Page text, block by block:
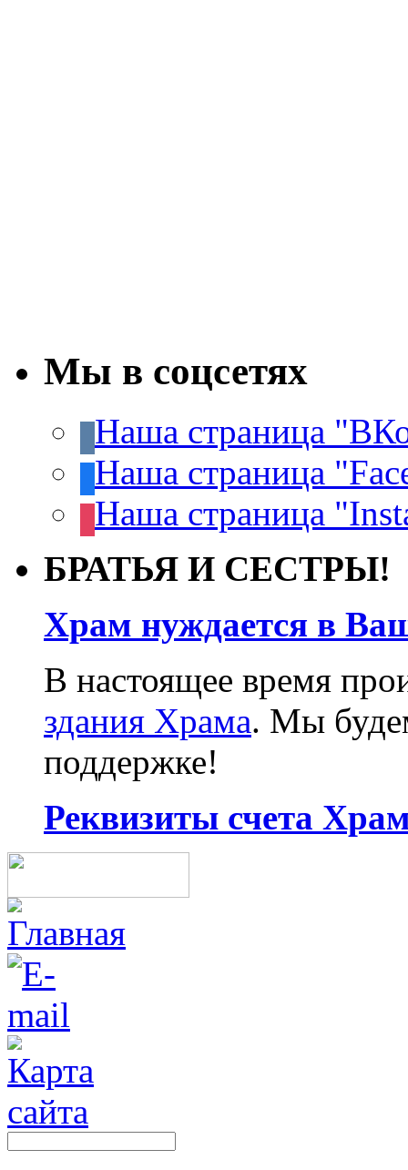
Мы в соцсетях
Наша страница
Наша страница
Наша страница
БРАТЬЯ И СЕСТРЫ!
Храм нуждается в
В настоящее время
здания Храма. Мы
поддержке!
Реквизиты счета